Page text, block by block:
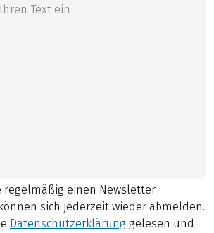
regelmäßig einen Newsletter
sich jederzeit wieder abmelden.
Datenschutzerklärung gelesen und